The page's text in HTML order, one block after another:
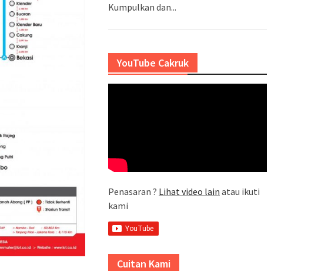
Kumpulkan dan...
YouTube Cakruk
Penasaran ? Lihat video lain atau ikuti
kami
Cuitan Kami